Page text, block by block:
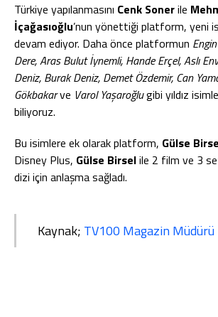
Türkiye yapılanmasını Cenk Sonerile
İçağasıoğlu’nun yönettiği platform, yeni
devam ediyor. Daha önce platformun
Dere, Aras Bulut İynemli, Hande Erçel, Aslı
Deniz, Burak Deniz, Demet Özdemir, Can
Gökbakarve Varol Yaşaroğlugibi yıldız
biliyoruz.
Bu isimlere ek olarak platform, Gülse
Disney Plus, Gülse Birselile 2 film ve 3
dizi için anlaşma sağladı.
Kaynak; TV100 Magazin